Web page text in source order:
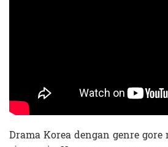
Drama Korea dengan genre